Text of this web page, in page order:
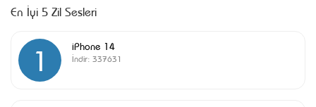
En İyi 5 Zil Sesleri
1 iPhone 14
İndir: 337631